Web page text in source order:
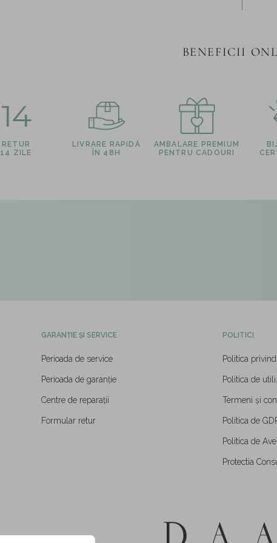
BENEFICII
14
RETUR
14 ZILE
LIVRARE RAPIDĂ
ÎN 48H
AMBALARE PREMIUM
PENTRU CADOURI
GARANȚIE ȘI SERVICE
Perioada de service
Perioada de garanție
Centre de reparații
Formular retur
POLITICI
Politica
Politica de
Termeni și
Politica de
Politica de
Protectia